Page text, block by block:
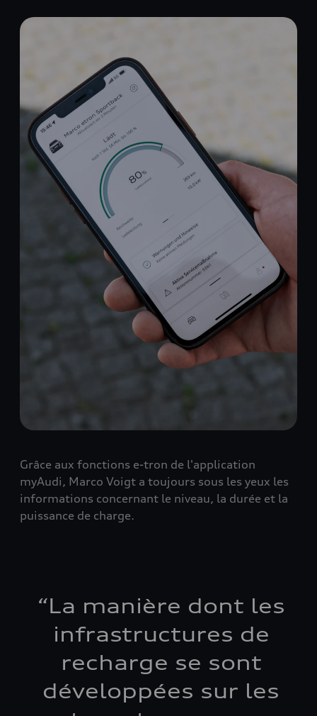
Grâce aux fonctions e-tron de l'application
myAudi, Marco Voigt a toujours sous les yeux les
informations concernant le niveau, la durée et la
puissance de charge.
“La manière dont les
infrastructures de
recharge se sont
développées sur les